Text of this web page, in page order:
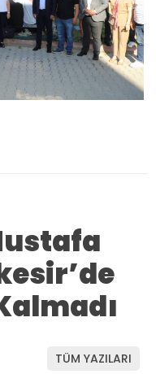
TÜM YAZILARI